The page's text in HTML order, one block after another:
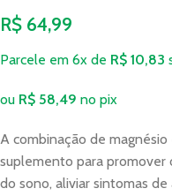
R$ 64,99
Parcele em 6x de R$ 10,83
ou R$ 58,49 no pix
A combinação de
suplemento para promover
do sono, aliviar sintomas